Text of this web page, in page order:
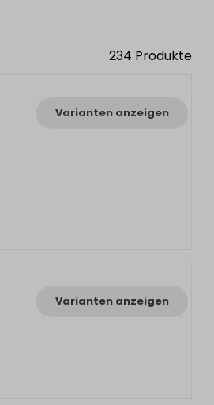
234 Produkte
Varianten anzeigen
Varianten anzeigen